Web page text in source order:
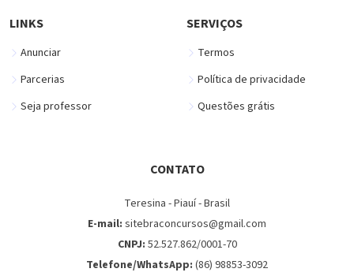
LINKS
Anunciar
Parcerias
Seja professor
SERVIÇOS
Termos
Política de privacidade
Questões grátis
CONTATO
Teresina - Piauí - Brasil
E-mail: sitebraconcursos@gmail.com
CNPJ: 52.527.862/0001-70
Telefone/WhatsApp: (86) 98853-3092